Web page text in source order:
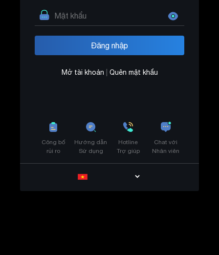
Mở tài khoản Quên mật khẩu
Công bố
rủi ro
Hướng dẫn
Sử dụng
Hotline
Trợ giúp
Chat với
Nhân viên